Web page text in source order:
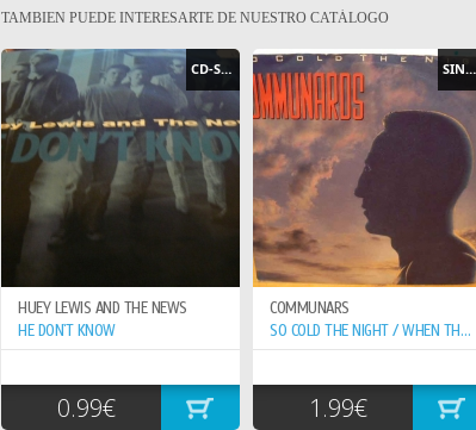
TAMBIEN PUEDE INTERESARTE DE NUESTRO CATÁLOGO
CD-SINGLE
HUEY LEWIS AND THE NEWS
HE DON`T KNOW
0.99€
SINGLE
COMMUNARS
SO COLD THE NIGHT / WHEN THE WALLS COME...
1.99€